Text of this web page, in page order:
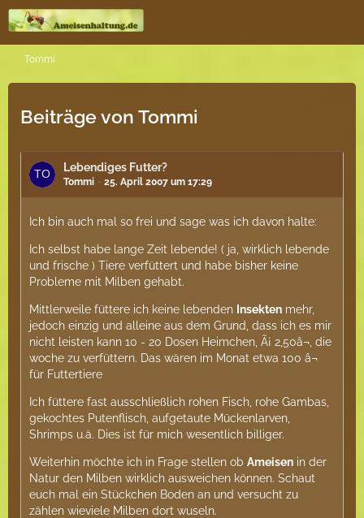
Tommi
Beiträge von Tommi
Lebendiges Futter?
Tommi 25. April 2007 um 17:29
Ich bin auch mal so frei und sage was ich davon halte:
Ich selbst habe lange Zeit lebende! ( ja, wirklich lebende
und frische ) Tiere verfüttert und habe bisher keine
Probleme mit Milben gehabt.
Mittlerweile füttere ich keine lebenden Insekten mehr,
jedoch einzig und alleine aus dem Grund, dass ich es mir
nicht leisten kann 10 - 20 Dosen Heimchen, Ã¡ 2,50â¬, die
woche zu verfüttern. Das wären im Monat etwa 100 â¬
für Futtertiere
Ich füttere fast ausschließlich rohen Fisch, rohe Gambas,
gekochtes Putenflisch, aufgetaute Mückenlarven,
Shrimps u.ä. Dies ist für mich wesentlich billiger.
Weiterhin möchte ich in Frage stellen ob Ameisen in der
Natur den Milben wirklich ausweichen können. Schaut
euch mal ein Stückchen Boden an und versucht zu
zählen wieviele Milben dort wuseln.